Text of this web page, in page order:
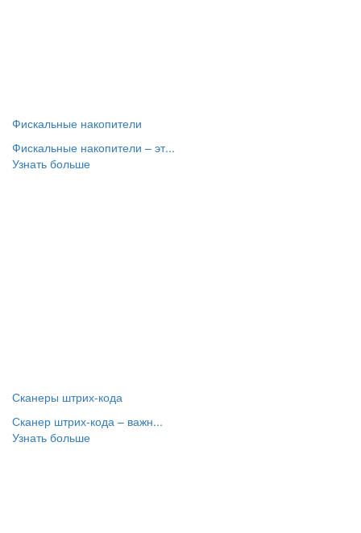
Фискальные накопители
Фискальные накопители – эт...
Узнать больше
Сканеры штрих-кода
Сканер штрих-кода – важн...
Узнать больше